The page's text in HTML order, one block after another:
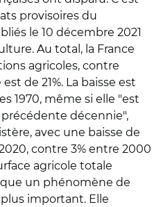
provisoires du
le 10 décembre 2021
Au total, la France
agricoles, contre
de 21%. La baisse est
1970, même si elle "est
décennie",
avec une baisse de
contre 3% entre 2000
agricole totale
un phénomène de
important. Elle